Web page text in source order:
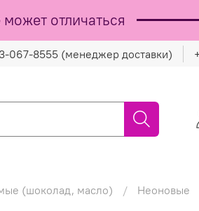
отличаться
067-8555 (менеджер доставки)
(шоколад, масло) Неоновые